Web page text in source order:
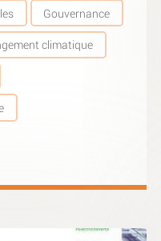
Gouvernance
climatique